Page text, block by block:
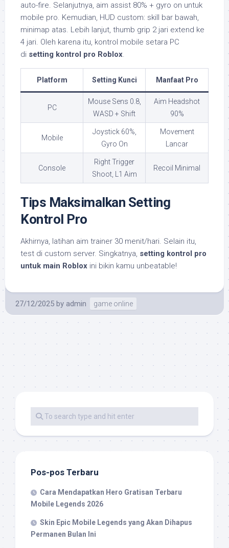
auto-fire. Selanjutnya, aim assist 80% + gyro on untuk
mobile pro. Kemudian, HUD custom: skill bar bawah,
minimap atas. Lebih lanjut, thumb grip 2 jari extend ke
4 jari. Oleh karena itu, kontrol mobile setara PC
di setting kontrol pro Roblox.
Platform Setting Kunci Manfaat Pro
PC
Mouse Sens 0.8,
WASD + Shift
Aim Headshot
90%
Mobile
Joystick 60%,
Gyro On
Movement
Lancar
Console
Right Trigger
Shoot, L1 Aim
Recoil Minimal
Tips Maksimalkan Setting
Kontrol Pro
Akhirnya, latihan aim trainer 30 menit/hari. Selain itu,
test di custom server. Singkatnya, setting kontrol pro
untuk main Roblox ini bikin kamu unbeatable!
27/12/2025 by admin game online
Pos-pos Terbaru
Cara Mendapatkan Hero Gratisan Terbaru
Mobile Legends 2026
Skin Epic Mobile Legends yang Akan Dihapus
Permanen Bulan Ini